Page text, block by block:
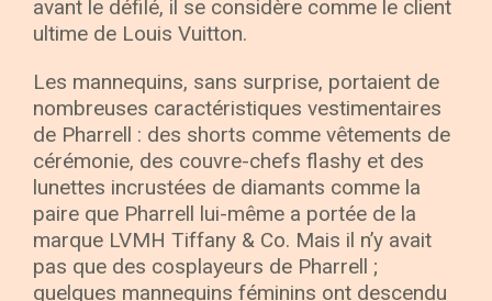
avant le défilé, il se considère comme le client
ultime de Louis Vuitton.
Les mannequins, sans surprise, portaient de
nombreuses caractéristiques vestimentaires
de Pharrell : des shorts comme vêtements de
cérémonie, des couvre-chefs flashy et des
lunettes incrustées de diamants comme la
paire que Pharrell lui-même a portée de la
marque LVMH Tiffany & Co. Mais il n’y avait
pas que des cosplayeurs de Pharrell ;
quelques mannequins féminins ont descendu